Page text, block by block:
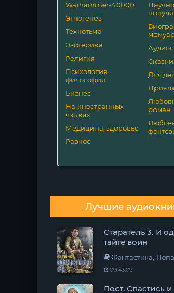
Warhammer-40000
Этногенез
Технотьма
Эзотерика
Религия
Психология,
философия
Бизнес
На иностранных
языках
Медицина, здоровье
Разное
Сказки
Для
роман
Лучшие
Старатель 3. И
тайге воин
Фантастика,
09:43:09
Пост. Спастись и